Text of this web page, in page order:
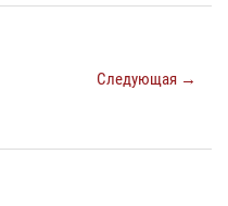
Следующая →